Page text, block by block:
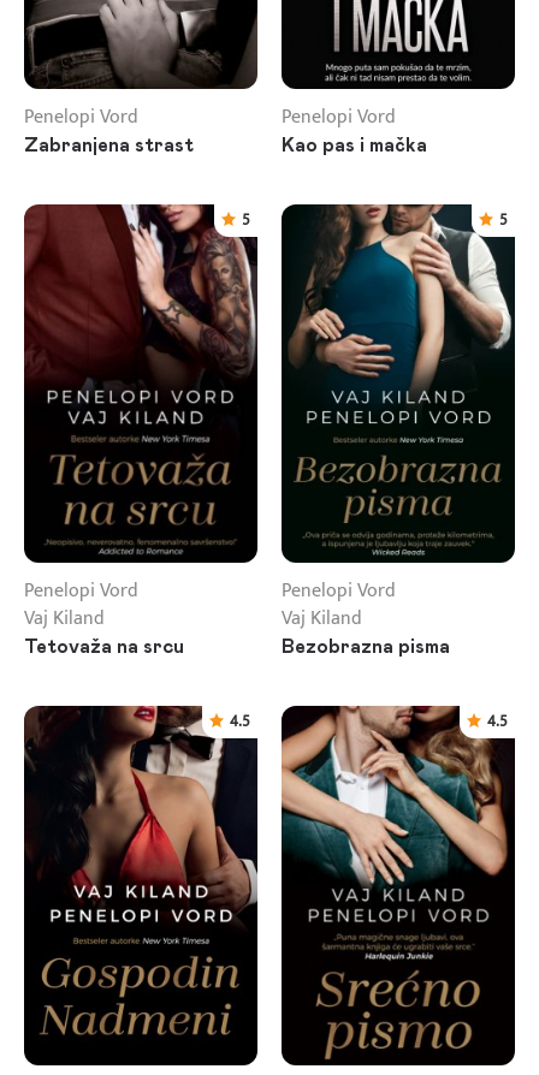
Penelopi Vord
Zabranjena strast
Penelopi Vord
Kao pas i mačka
5
Penelopi Vord
Vaj Kiland
Tetovaža na srcu
5
Penelopi Vord
Vaj Kiland
Bezobrazna pisma
4.5 4.5